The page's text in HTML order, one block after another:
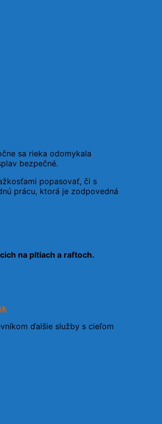
sa rieka odomykala
bezpečné.
popasovať, či s
prácu, ktorá je zodpovedná
na pltiach a raftoch.
ďalšie služby s cieľom